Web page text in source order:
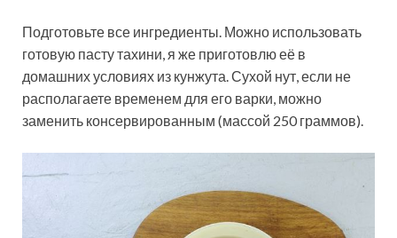
Подготовьте все ингредиенты. Можно использовать
готовую пасту тахини, я же приготовлю её в
домашних условиях из кунжута. Сухой нут, если не
располагаете временем для его варки, можно
заменить консервированным (массой 250 граммов).